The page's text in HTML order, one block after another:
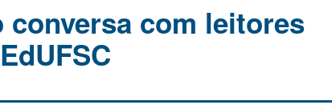
com leitores